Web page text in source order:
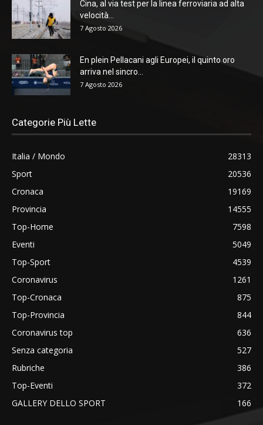
Cina, al via test per la linea ferroviaria ad alta
velocità...
7 Agosto 2026
En plein Pellacani agli Europei, il quinto oro
arriva nel sincro...
7 Agosto 2026
Categorie Più Lette
Italia / Mondo
28313
Sport
20536
Cronaca
19169
Provincia
14555
Top-Home
7598
Eventi
5049
Top-Sport
4539
Coronavirus
1261
Top-Cronaca
875
Top-Provincia
844
Coronavirus top
636
Senza categoria
527
Rubriche
386
Top-Eventi
372
GALLERY DELLO SPORT
166